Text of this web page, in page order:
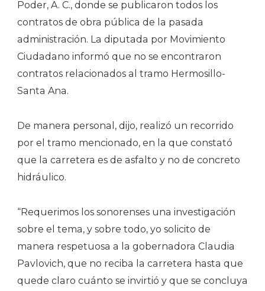
Poder, A. C., donde se publicaron todos los
contratos de obra pública de la pasada
administración. La diputada por Movimiento
Ciudadano informó que no se encontraron
contratos relacionados al tramo Hermosillo-
Santa Ana.
De manera personal, dijo, realizó un recorrido
por el tramo mencionado, en la que constató
que la carretera es de asfalto y no de concreto
hidráulico.
“Requerimos los sonorenses una investigación
sobre el tema, y sobre todo, yo solicito de
manera respetuosa a la gobernadora Claudia
Pavlovich, que no reciba la carretera hasta que
quede claro cuánto se invirtió y que se concluya